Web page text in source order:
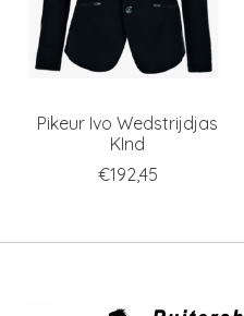
Pikeur Ivo Wedstrijdjas
KInd
€192,45